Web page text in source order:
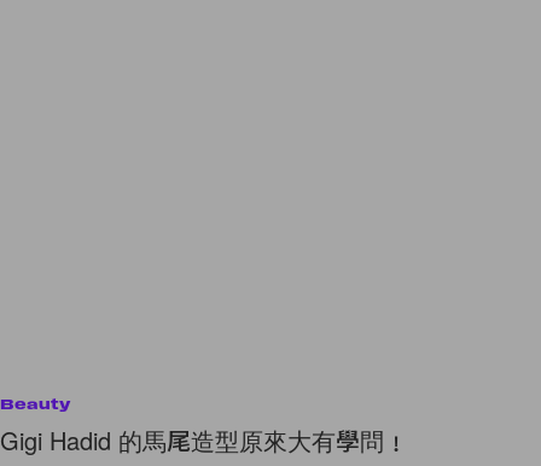
Beauty
Gigi Hadid 的馬尾造型原來大有學問﹗